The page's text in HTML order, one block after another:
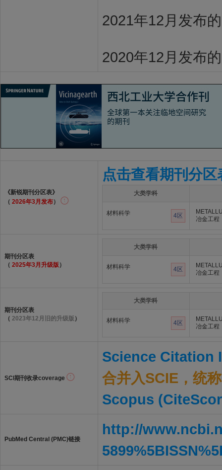
2021年12月发布
2020年12月发布
《新锐期刊分区表》
（ 2026年3月发布）
点击查看期刊分区
大类学科
材料科学 4区
冶金工程
期刊分区表
（ 2025年3月升级版 ）
大类学科
材料科学 4区
冶金工程
期刊分区表
（ 2023年12月旧的升级版 ）
大类学科
材料科学 4区
冶金工程
SCI期刊收录coverage
Science Citation
合并入SCIE，统
Scopus
PubMed Central (PMC)链接
http://